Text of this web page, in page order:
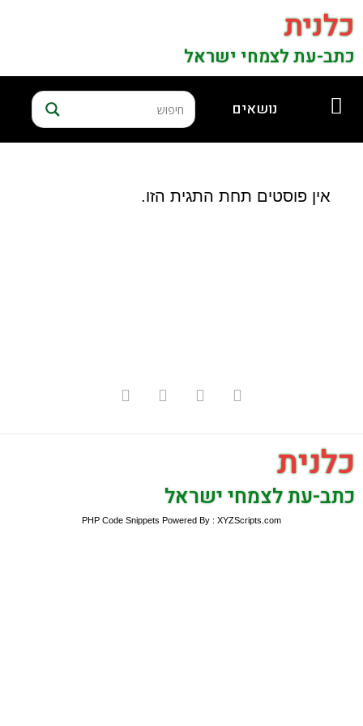
כלנית
כתב-עת לצמחי ישראל
נושאים
אין פוסטים תחת התגית הזו.
כלנית
כתב-עת לצמחי ישראל
PHP Code Snippets Powered By : XYZScripts.com